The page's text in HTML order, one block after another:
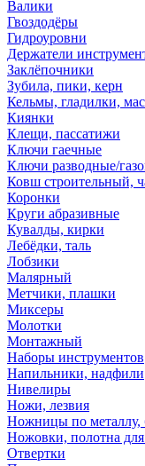
Валики
Гвоздодёры
Гидроуровни
Держатели
Заклёпочники
Зубила, пики, керн
Кельмы, гладилки,
Киянки
Клещи, пассатижи
Ключи гаечные
Ключи разводные/
Ковш строительный,
Коронки
Круги абразивные
Кувалды, кирки
Лебёдки, таль
Лобзики
Малярный
Метчики, плашки
Миксеры
Молотки
Монтажный
Наборы инструментов
Напильники, надфили
Нивелиры
Ножи, лезвия
Ножницы по металлу,
Ножовки, полотна для
Отвертки